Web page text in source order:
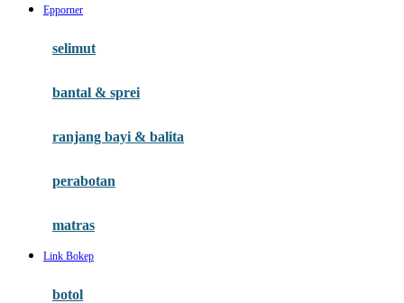
Habbie
Haenim
Hauck
Havaianas
Epporner
selimut
bantal & sprei
ranjang bayi & balita
perabotan
matras
Link Bokep
botol